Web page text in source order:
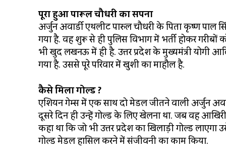
पूरा हुआ पारूल चौधरी का सपना
अर्जुन अवार्डी एथलीट पारुल चौधरी के पिता कृष्ण पाल
गया है. वह शुरू से ही पुलिस विभाग में भर्ती होकर
भी खुद लखनऊ में ही है. उत्तर प्रदेश के मुख्यमंत्री योगी
गया है. उससे पूरे परिवार में खुशी का माहौल है.
कैसे मिला गोल्ड ?
एशियन गेम्स में एक साथ दो मेडल जीतने वाली अर्जुन
दूसरे दिन ही उन्हें गोल्ड के लिए खेलना था. जब वह
कहा था कि जो भी उत्तर प्रदेश का खिलाड़ी गोल्ड
गोल्ड मेडल हासिल करने में संजीवनी का काम किया.